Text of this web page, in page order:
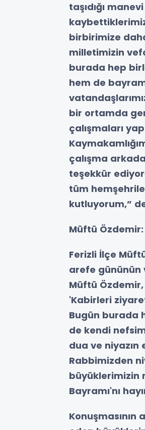
taşıdığı
birbirimize
milletimizin
burada hep
hem de
bir ortamda
çalışmaları
çalışma
teşekkür
tüm
kutluyorum,”
Müftü
Ferizli İlçe
arefe gününün
Müftü
'Kabirleri
Bugün burada
de kendi
dua ve
Rabbimizden
büyüklerimizin
Bayramı'nı